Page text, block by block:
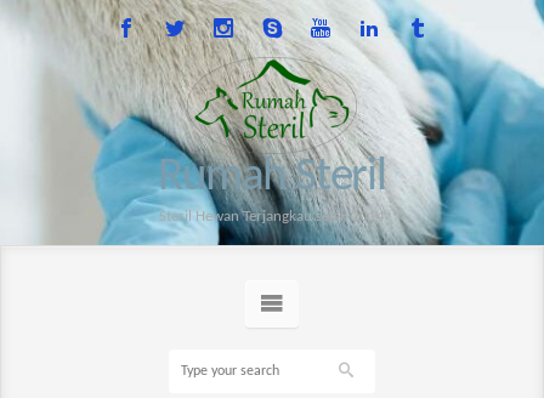
Rumah Steril
Steril Hewan Terjangkau sejak 2014